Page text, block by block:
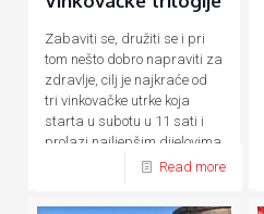
Zabaviti se, družiti se i pri
tom nešto dobro napraviti za
zdravlje, cilj je najkraće od
tri vinkovačke utrke koja
starta u subotu u 11 sati i
prolazi najljepšim dijelovima
Read more